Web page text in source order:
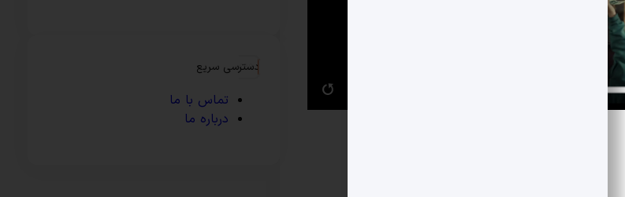
دسترسی سریع
تماس با ما
درباره ما